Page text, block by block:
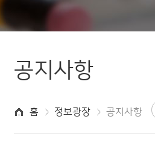
공지사항
홈 정보광장 공지사항